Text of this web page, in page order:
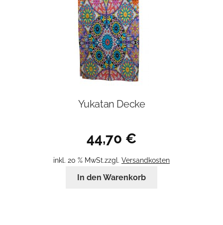
Yukatan Decke
44,70 €
inkl. 20 % MwSt.zzgl. Versandkosten
In den Warenkorb